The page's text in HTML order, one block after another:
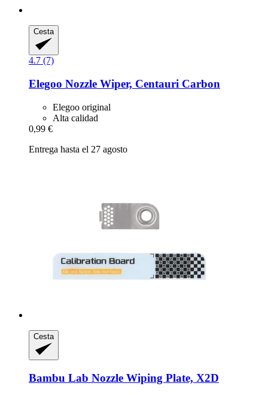
Cesta
4.7 (7)
Elegoo Nozzle Wiper, Centauri Carbon
Elegoo original
Alta calidad
0,99 €
Entrega hasta el 27 agosto
Cesta
Bambu Lab Nozzle Wiping Plate, X2D